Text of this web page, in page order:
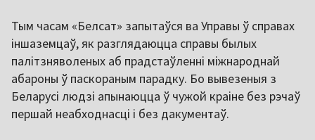
Тым часам «Белсат» запытаўся ва Управы ў справах
іншаземцаў, як разглядаюцца справы былых
палітзняволеных аб прадстаўленні міжнароднай
абароны ў паскораным парадку. Бо вывезеныя з
Беларусі людзі апынаюцца ў чужой краіне без рэчаў
першай неабходнасці і без дакументаў.